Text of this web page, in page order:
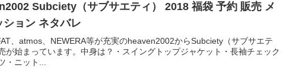
Subciety（サブサエティ） 2018 福袋 予約 販売 メ
ション ネタバレ
、atmos、NEWERA等が充実のheaven2002からSubciety（サブサエテ
が始まっています。中身は？・スイングトップジャケット・長袖チェック
・ニット...